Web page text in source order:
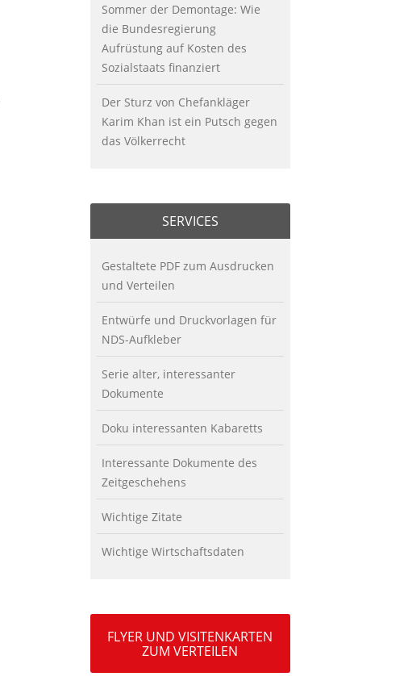
Sommer der Demontage: Wie
die Bundesregierung
Aufrüstung auf Kosten des
Sozialstaats finanziert
Der Sturz von Chefankläger
Karim Khan ist ein Putsch gegen
das Völkerrecht
SERVICES
Gestaltete PDF zum Ausdrucken
und Verteilen
Entwürfe und Druckvorlagen für
NDS-Aufkleber
Serie alter, interessanter
Dokumente
Doku interessanten Kabaretts
Interessante Dokumente des
Zeitgeschehens
Wichtige Zitate
Wichtige Wirtschaftsdaten
FLYER UND VISITENKARTEN
ZUM VERTEILEN